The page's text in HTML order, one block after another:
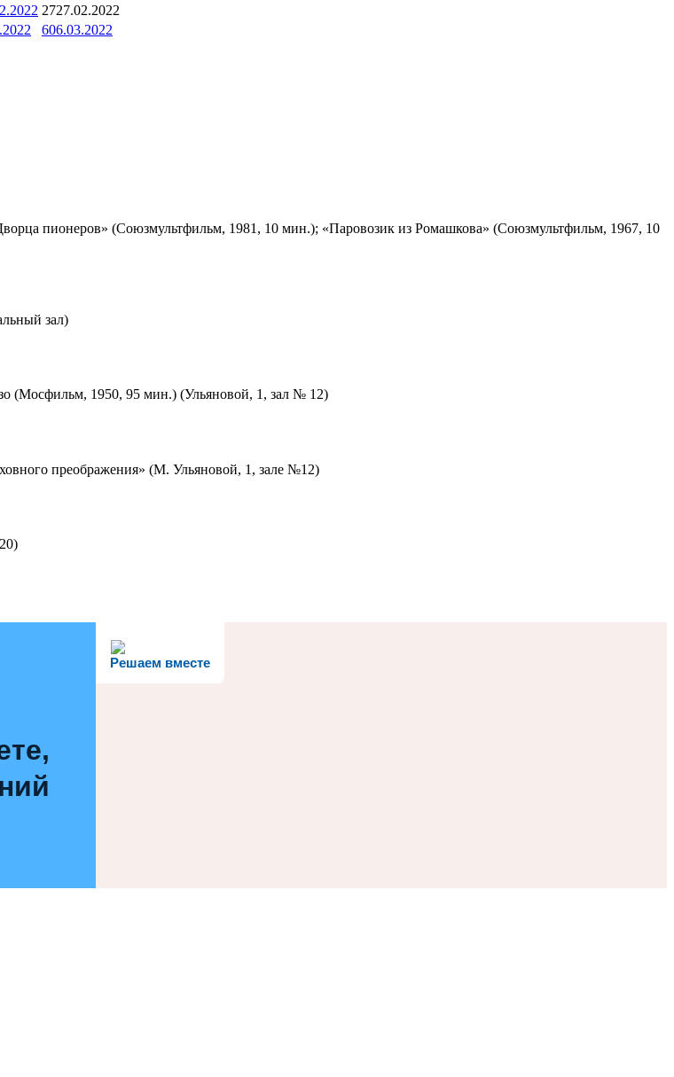
2727.02.2022
606.03.2022
пионеров» (Союзмультфильм, 1981, 10 мин.); «Паровозик из Ромашкова» (Союзмультфильм, 1967, 10
зал)
(Мосфильм, 1950, 95 мин.) (Ульяновой, 1, зал № 12)
преображения» (М. Ульяновой, 1, зале №12)
Решаем вместе